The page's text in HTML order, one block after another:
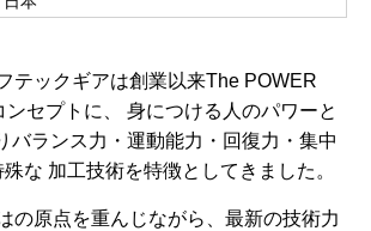
テックギアは創業以来The POWER
セプトに、 身につける人のパワーと
バランス力・運動能力・回復力・集中
殊な 加工技術を特徴としてきました。
の原点を重んじながら、最新の技術力